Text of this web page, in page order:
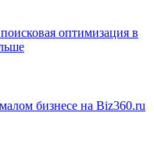
оптимизация в
бизнесе на Biz360.ru